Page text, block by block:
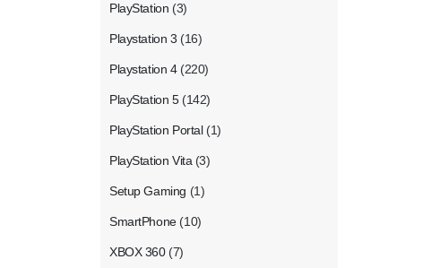
PlayStation (3)
Playstation 3 (16)
Playstation 4 (220)
PlayStation 5 (142)
PlayStation Portal (1)
PlayStation Vita (3)
Setup Gaming (1)
SmartPhone (10)
XBOX 360 (7)